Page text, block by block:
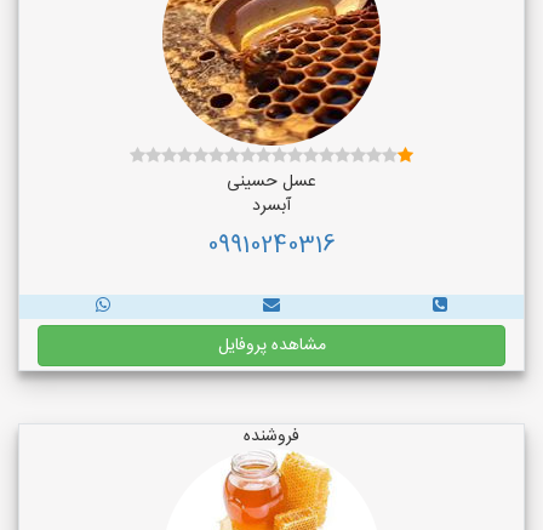
عسل حسینی
آبسرد
09910240316
مشاهده پروفایل
فروشنده